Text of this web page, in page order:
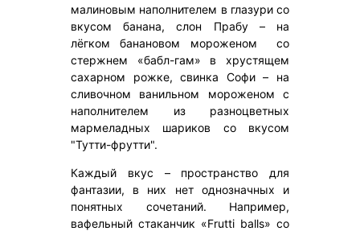
малиновым наполнителем в глазури со
вкусом банана, слон Прабу – на
лёгком банановом мороженом со
стержнем «бабл-гам» в хрустящем
сахарном рожке, свинка Софи – на
сливочном ванильном мороженом с
наполнителем из разноцветных
мармеладных шариков со вкусом
"Тутти-фрутти".
Каждый вкус – пространство для
фантазии, в них нет однозначных и
понятных сочетаний. Например,
вафельный стаканчик «Frutti balls» со